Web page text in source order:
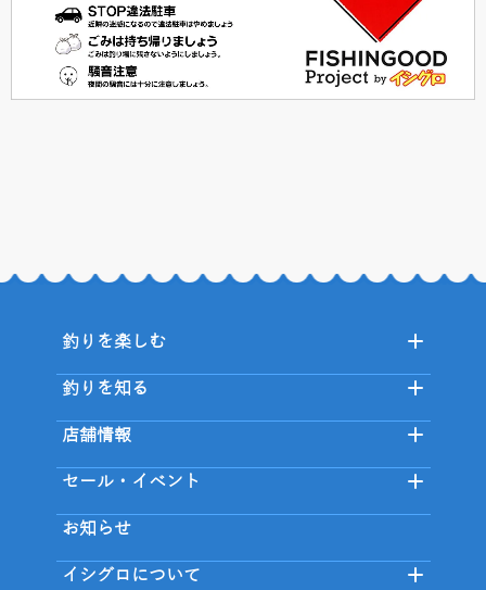
釣りを楽しむ
釣りを知る
店舗情報
セール・イベント
お知らせ
イシグロについて